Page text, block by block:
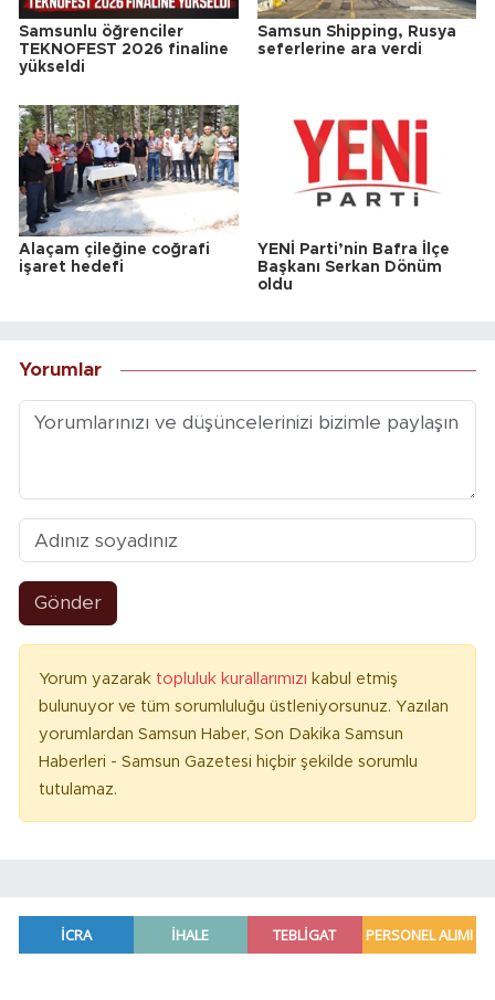
Samsunlu öğrenciler
TEKNOFEST 2026 finaline
yükseldi
Samsun Shipping, Rusya
seferlerine ara verdi
Alaçam çileğine coğrafi
işaret hedefi
YENİ Parti’nin Bafra İlçe
Başkanı Serkan Dönüm
oldu
Yorumlar
Gönder
Yorum yazarak topluluk kurallarımızı kabul etmiş
bulunuyor ve tüm sorumluluğu üstleniyorsunuz. Yazılan
yorumlardan Samsun Haber, Son Dakika Samsun
Haberleri - Samsun Gazetesi hiçbir şekilde sorumlu
tutulamaz.